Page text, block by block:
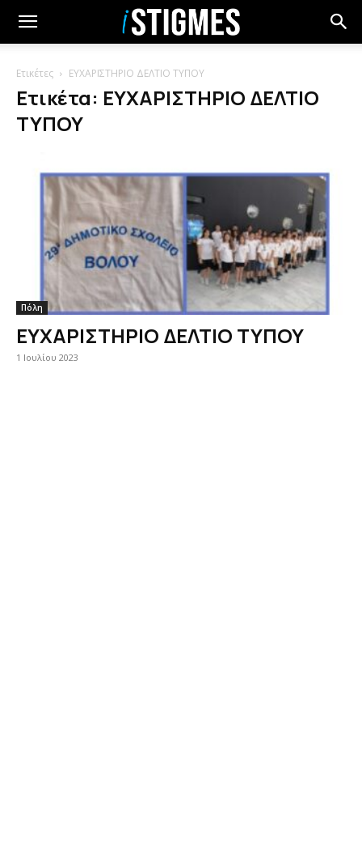
Ετικέτες ΕΥΧΑΡΙΣΤΗΡΙΟ ΔΕΛΤΙΟ ΤΥΠΟΥ
Ετικέτα: ΕΥΧΑΡΙΣΤΗΡΙΟ ΔΕΛΤΙΟ
ΤΥΠΟΥ
Πόλη
ΕΥΧΑΡΙΣΤΗΡΙΟ ΔΕΛΤΙΟ ΤΥΠΟΥ
1 Ιουλίου 2023